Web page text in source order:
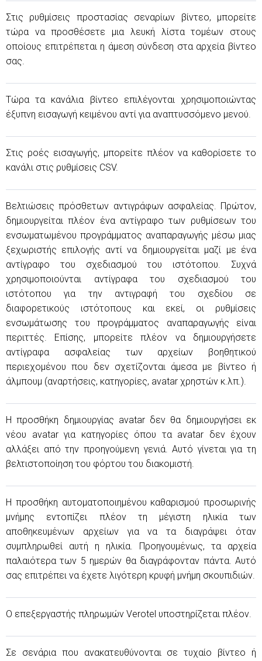
Στις ρυθμίσεις προστασίας σεναρίων βίντεο, μπορείτε
τώρα να προσθέσετε μια λευκή λίστα τομέων στους
οποίους επιτρέπεται η άμεση σύνδεση στα αρχεία βίντεο
σας.
Τώρα τα κανάλια βίντεο επιλέγονται χρησιμοποιώντας
έξυπνη εισαγωγή κειμένου αντί για αναπτυσσόμενο μενού.
Στις ροές εισαγωγής, μπορείτε πλέον να καθορίσετε το
κανάλι στις ρυθμίσεις CSV.
Βελτιώσεις πρόσθετων αντιγράφων ασφαλείας. Πρώτον,
δημιουργείται πλέον ένα αντίγραφο των ρυθμίσεων του
ενσωματωμένου προγράμματος αναπαραγωγής μέσω μιας
ξεχωριστής επιλογής αντί να δημιουργείται μαζί με ένα
αντίγραφο του σχεδιασμού του ιστότοπου. Συχνά
χρησιμοποιούνται αντίγραφα του σχεδιασμού του
ιστότοπου για την αντιγραφή του σχεδίου σε
διαφορετικούς ιστότοπους και εκεί, οι ρυθμίσεις
ενσωμάτωσης του προγράμματος αναπαραγωγής είναι
περιττές. Επίσης, μπορείτε πλέον να δημιουργήσετε
αντίγραφα ασφαλείας των αρχείων βοηθητικού
περιεχομένου που δεν σχετίζονται άμεσα με βίντεο ή
άλμπουμ (αναρτήσεις, κατηγορίες, avatar χρηστών κ.λπ.).
Η προσθήκη δημιουργίας avatar δεν θα δημιουργήσει εκ
νέου avatar για κατηγορίες όπου τα avatar δεν έχουν
αλλάξει από την προηγούμενη γενιά. Αυτό γίνεται για τη
βελτιστοποίηση του φόρτου του διακομιστή.
Η προσθήκη αυτοματοποιημένου καθαρισμού προσωρινής
μνήμης εντοπίζει πλέον τη μέγιστη ηλικία των
αποθηκευμένων αρχείων για να τα διαγράψει όταν
συμπληρωθεί αυτή η ηλικία. Προηγουμένως, τα αρχεία
παλαιότερα των 5 ημερών θα διαγράφονταν πάντα. Αυτό
σας επιτρέπει να έχετε λιγότερη κρυφή μνήμη σκουπιδιών.
Ο επεξεργαστής πληρωμών Verotel υποστηρίζεται πλέον.
Σε σενάρια που ανακατευθύνονται σε τυχαίο βίντεο ή